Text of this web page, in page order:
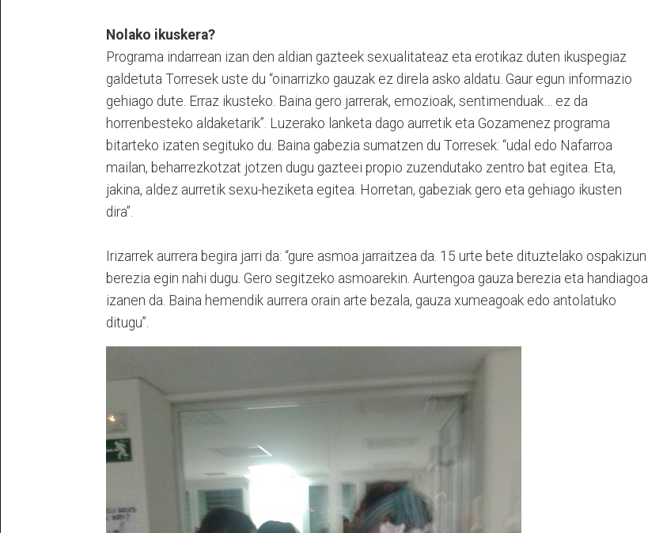
Nolako ikuskera?
Programa indarrean izan den aldian gazteek sexualitateaz eta erotikaz duten ikuspegiaz
galdetuta Torresek uste du “oinarrizko gauzak ez direla asko aldatu. Gaur egun informazio
gehiago dute. Erraz ikusteko. Baina gero jarrerak, emozioak, sentimenduak… ez da
horrenbesteko aldaketarik”. Luzerako lanketa dago aurretik eta Gozamenez programa
bitarteko izaten segituko du. Baina gabezia sumatzen du Torresek: “udal edo Nafarroa
mailan, beharrezkotzat jotzen dugu gazteei propio zuzendutako zentro bat egitea. Eta,
jakina, aldez aurretik sexu-heziketa egitea. Horretan, gabeziak gero eta gehiago ikusten
dira”.
Irizarrek aurrera begira jarri da: “gure asmoa jarraitzea da. 15 urte bete dituztelako ospakizun
berezia egin nahi dugu. Gero segitzeko asmoarekin. Aurtengoa gauza berezia eta handiagoa
izanen da. Baina hemendik aurrera orain arte bezala, gauza xumeagoak edo antolatuko
ditugu”.